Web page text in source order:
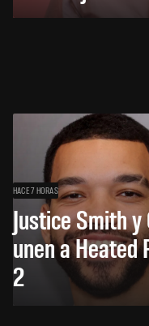
HACE 7 HORAS
Justice Smith
unen a Heated
2